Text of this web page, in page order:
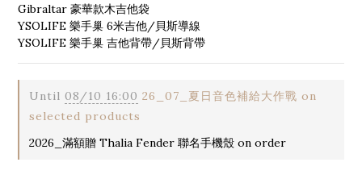
Gibraltar 豪華款木吉他袋
YSOLIFE 樂手巢 6米吉他/貝斯導線
YSOLIFE 樂手巢 吉他背帶/貝斯背帶
Until 08/10 16:00 26_07_夏日音色補給大作戰 on
selected products
2026_滿額贈 Thalia Fender 聯名手機殼 on order